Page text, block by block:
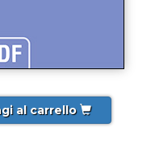
al carrello